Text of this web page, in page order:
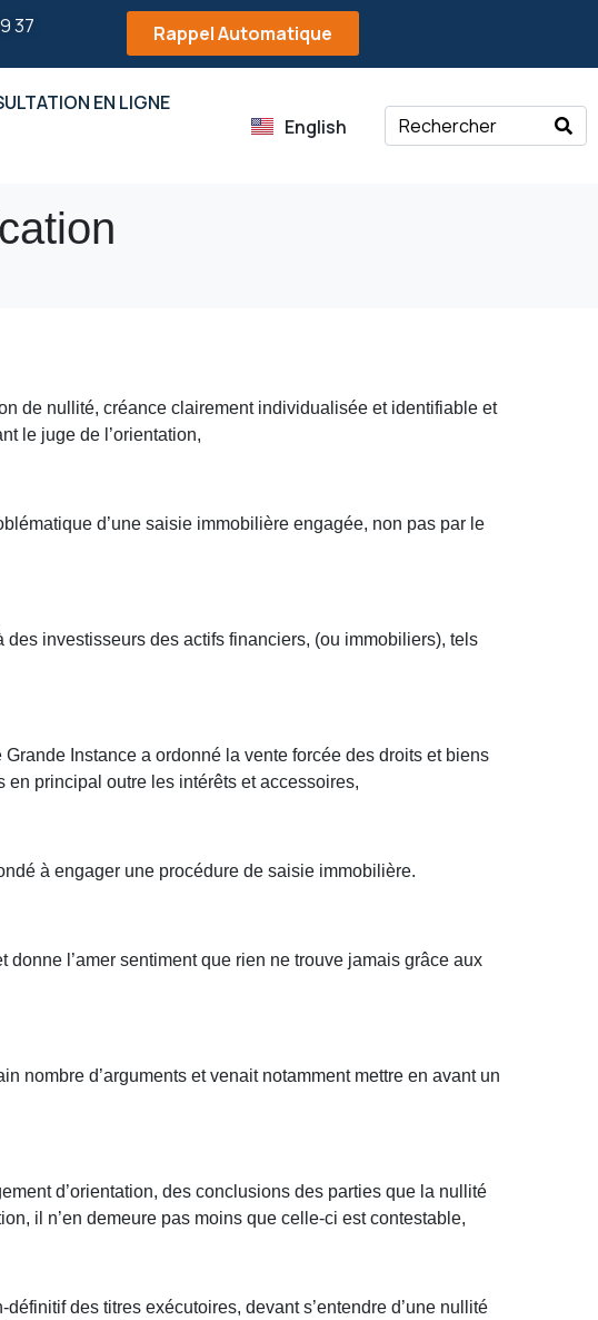
37 Rappel Automatique
EN LIGNE
English
de nullité, créance clairement individualisée et identifiable et
le juge de l’orientation,
d’une saisie immobilière engagée, non pas par le
investisseurs des actifs financiers, (ou immobiliers), tels
Instance a ordonné la vente forcée des droits et biens
principal outre les intérêts et accessoires,
à engager une procédure de saisie immobilière.
donne l’amer sentiment que rien ne trouve jamais grâce aux
nombre d’arguments et venait notamment mettre en avant un
d’orientation, des conclusions des parties que la nullité
il n’en demeure pas moins que celle-ci est contestable,
des titres exécutoires, devant s’entendre d’une nullité